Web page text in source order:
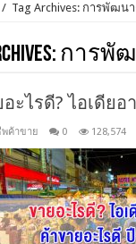
/ Tag Archives: การพัฒนา
การพั
ะไรดี? ไอเดีย
ค้าขาย 0 128,574